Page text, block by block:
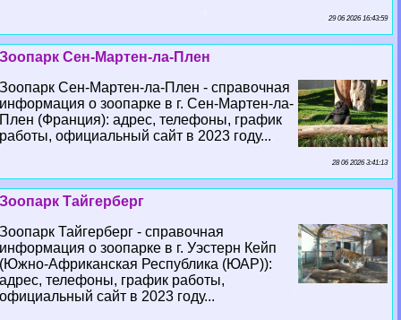
29 06 2026 16:43:59
Зоопарк Сен-Мартен-ла-Плен
Зоопарк Сен-Мартен-ла-Плен - справочная
информация о зоопарке в г. Сен-Мартен-ла-
Плен (Франция): адрес, телефоны, график
работы, официальный сайт в 2023 году...
28 06 2026 3:41:13
Зоопарк Тайгерберг
Зоопарк Тайгерберг - справочная
информация о зоопарке в г. Уэстерн Кейп
(Южно-Африканская Республика (ЮАР)):
адрес, телефоны, график работы,
официальный сайт в 2023 году...